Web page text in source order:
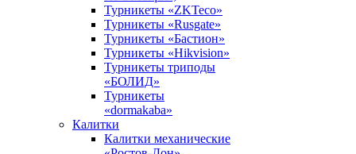
Турникеты «ZKTeco»
Турникеты «Rusgate»
Турникеты «Бастион»
Турникеты «Hikvision»
Турникеты триподы
«БОЛИД»
Турникеты
«dormakaba»
Калитки
Калитки механические